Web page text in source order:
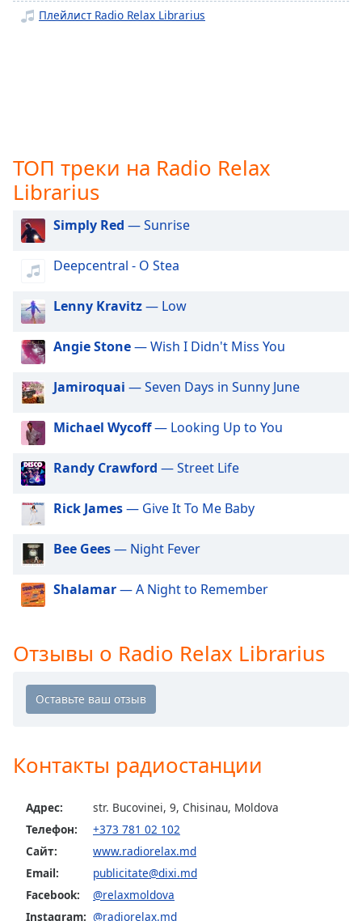
Picture-
in-
Beginning
dialog
window.
and
close
window.
Text
Opacity
Text
Background
Color
Opacity
Area
Color
Edge
Radio Relax Aurum
Radio Relax VinoPizza
Radio Relax Arena
Плейлист Radio Relax Librarius
ТОП треки на Radio Relax
Librarius
Simply Red — Sunrise
Deepcentral - O Stea
Lenny Kravitz— Low
Angie Stone— Wish I Didn't Miss You
Jamiroquai — Seven Days in Sunny June
Michael Wycoff— Looking Up to You
Randy Crawford — Street Life
Rick James— Give It To Me Baby
Bee Gees— Night Fever
Shalamar— A Night to Remember
Отзывы о Radio Relax Librarius
Контакты радиостанции
Адрес:
str. Bucovinei, 9, Chisinau, Moldova
Телефон:
+373 781 02 102
Сайт:
www.radiorelax.md
Email:
publicitate@dixi.md
Facebook:
@relaxmoldova
Instagram: @radiorelax.md